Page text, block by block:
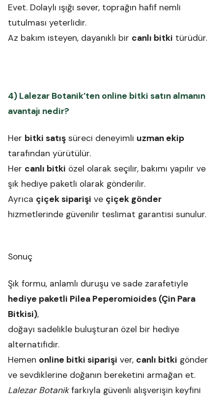
Evet. Dolaylı ışığı sever, toprağın hafif nemli
tutulması yeterlidir.
Az bakım isteyen, dayanıklı bir canlı bitki türüdür.
4) Lalezar Botanik’ten online bitki satın almanın
avantajı nedir?
Her bitki satış süreci deneyimli uzman ekip
tarafından yürütülür.
Her canlı bitki özel olarak seçilir, bakımı yapılır ve
şık hediye paketli olarak gönderilir.
Ayrıca çiçek siparişi ve çiçek gönder
hizmetlerinde güvenilir teslimat garantisi sunulur.
Sonuç
Şık formu, anlamlı duruşu ve sade zarafetiyle
hediye paketli Pilea Peperomioides (Çin Para
Bitkisi),
doğayı sadelikle buluşturan özel bir hediye
alternatifidir.
Hemen online bitki siparişi ver, canlı bitki gönder
ve sevdiklerine doğanın bereketini armağan et.
Lalezar Botanikfarkıyla güvenli alışverişin keyfini